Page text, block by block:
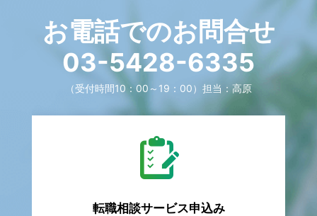
お電話でのお問合せ
03-5428-6335
（受付時間10：00～19：00） 担当：高原
転職相談サービス申込み